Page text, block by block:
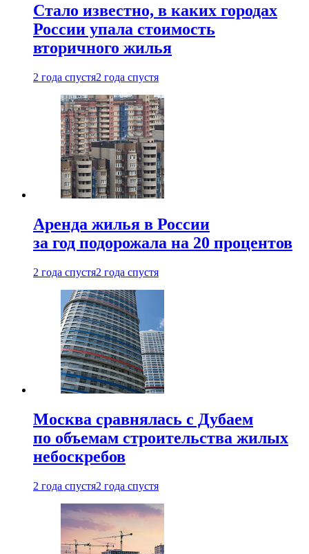
Стало известно, в каких городах
России упала стоимость
вторичного жилья
2 года спустя2 года спустя
Аренда жилья в России
за год подорожала на 20 процентов
2 года спустя2 года спустя
Москва сравнялась с Дубаем
по объемам строительства жилых
небоскребов
2 года спустя2 года спустя